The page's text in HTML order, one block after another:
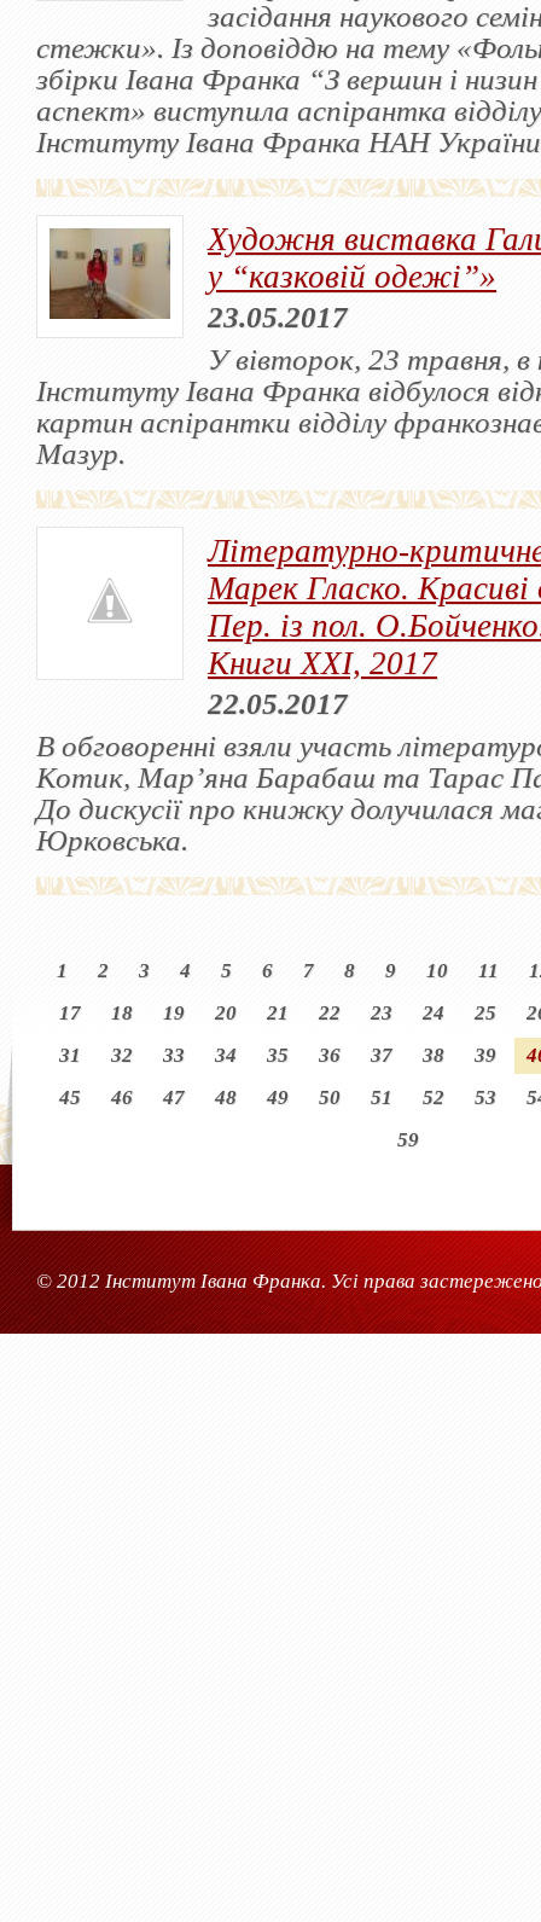
засідання наукового
стежки». Із доповіддю на тему
збірки Івана Франка “З вершин і
аспект» виступила аспірантка
Інституту Івана Франка НАН
Художня виставка
у “казковій одежі”»
23.05.2017
У вівторок, 23 травня, в
Інституту Івана Франка відбулося
картин аспірантки відділу
Мазур.
Літературно-
Марек Гласко.
Пер. із пол.
Книги ХХІ, 2017
22.05.2017
В обговоренні взяли участь
Котик, Мар’яна Барабаш та Тарас
До дискусії про книжку долучилася
Юрковська.
1 2 3 4 5 6 7 8 9 10 11
17
18 19 20 21 22 23 24 25
31
32 33 34 35 36 37 38 39
45
46 47 48 49 50 51 52 53
59
© 2012 Інститут Івана Франка. Усі права